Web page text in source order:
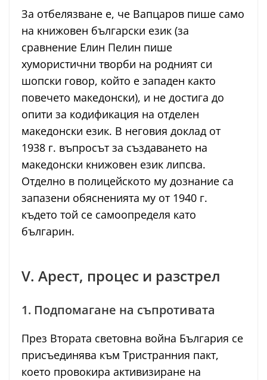
За отбелязване е, че Вапцаров пише само
на книжовен български език (за
сравнение Елин Пелин пише
хумористични творби на родният си
шопски говор, който е западен както
повечето македонски), и не достига до
опити за кодификация на отделен
македонски език. В неговия доклад от
1938 г. въпросът за създаването на
македонски книжовен език липсва.
Отделно в полицейското му дознание са
запазени обясненията му от 1940 г.
където той се самоопределя като
българин.
V. Арест, процес и разстрел
1. Подпомагане на съпротивата
През Втората световна война България се
присъединява към Тристранния пакт,
което провокира активизиране на